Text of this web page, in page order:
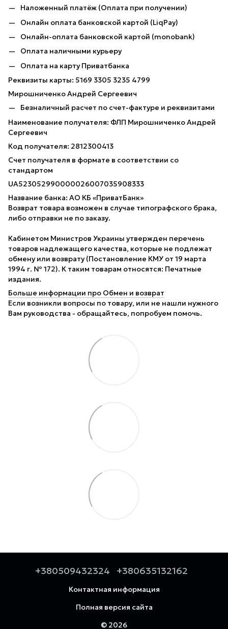
Наложенный платёж (Оплата при получении)
Онлайн оплата банковской картой (LiqPay)
Онлайн-оплата банковской картой (monobank)
Оплата наличными курьеру
Оплата на карту Приватбанка
Реквизиты карты: 5169 3305 3235 4799
Мирошниченко Андрей Сергеевич
Безналичный расчет по счет-фактуре и реквизитами
Наименование получателя: ФЛП Мирошниченко Андрей
Сергеевич
Код получателя: 2812300413
Счет получателя в формате в соответствии со
стандартом
UA523052990000026007035908333
Название банка: АО КБ «ПриватБанк»
Возврат товара возможен в случае типографского брака,
либо отправки не по заказу.
Кабинетом Министров Украины утвержден перечень
товаров надлежащего качества, которые не подлежат
обмену или возврату (Постановление КМУ от 19 марта
1994 г. № 172). К таким товарам относятся: Печатные
издания.
Больше информации про Обмен и возврат
Если возникли вопросы по товару, или не нашли нужного
Вам руководства - обращайтесь, попробуем помочь.
+380509432324 +380635132162
Контактная информация
Полная версия сайта
© 2026